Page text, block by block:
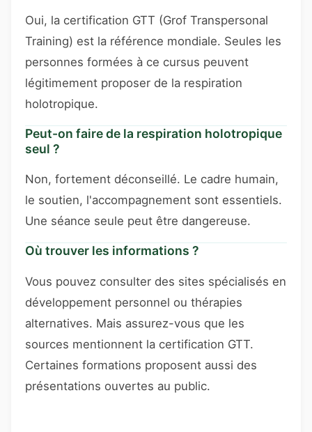
Oui, la certification GTT (Grof Transpersonal
Training) est la référence mondiale. Seules les
personnes formées à ce cursus peuvent
légitimement proposer de la respiration
holotropique.
Peut-on faire de la respiration holotropique
seul ?
Non, fortement déconseillé. Le cadre humain,
le soutien, l'accompagnement sont essentiels.
Une séance seule peut être dangereuse.
Où trouver les informations ?
Vous pouvez consulter des sites spécialisés en
développement personnel ou thérapies
alternatives. Mais assurez-vous que les
sources mentionnent la certification GTT.
Certaines formations proposent aussi des
présentations ouvertes au public.